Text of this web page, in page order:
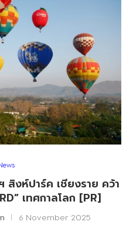
สิงห์ปาร์ค เชียงราย คว้า
เทศกาลโลก [PR]
6 November 2025